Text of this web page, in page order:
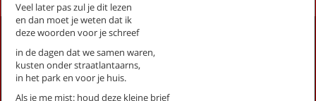
Veel later pas zul je dit lezen
en dan moet je weten dat ik
deze woorden voor je schreef
in de dagen dat we samen waren,
kusten onder straatlantaarns,
in het park en voor je huis.
Als je me mist: houd deze kleine brief
Activiteiten
Lezingen door en over schrijvers
Stadsdichtersduo van Zeist